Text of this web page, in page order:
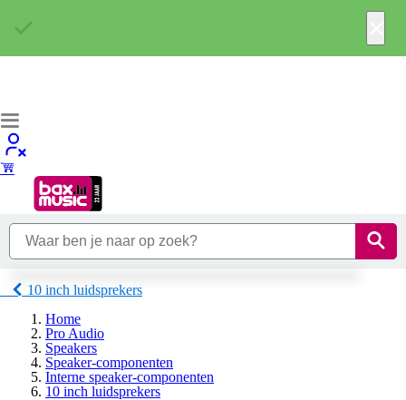
10 inch luidsprekers
Home
Pro Audio
Speakers
Speaker-componenten
Interne speaker-componenten
10 inch luidsprekers